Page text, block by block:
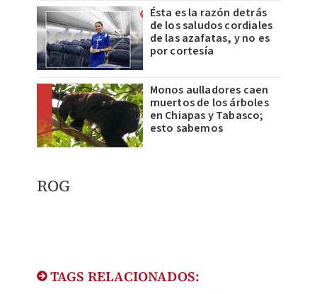
Ésta es la razón detrás
de los saludos cordiales
de las azafatas, y no es
por cortesía
Monos aulladores caen
muertos de los árboles
en Chiapas y Tabasco;
esto sabemos
ROG
TAGS RELACIONADOS: